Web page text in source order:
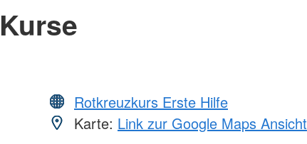
Kurse
Rotkreuzkurs Erste Hilfe
Karte: Link zur Google Maps Ansicht